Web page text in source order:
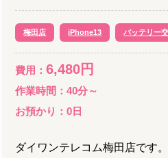
梅田店 iPhone13 バッテリー
費用：6,480円
作業時間：40分～
お預かり：0 日
ダイワンテレコム梅田店です。